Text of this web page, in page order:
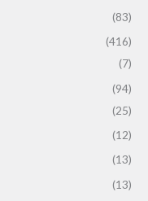
(83)
(416)
(7)
(94)
(25)
(12)
(13)
(13)